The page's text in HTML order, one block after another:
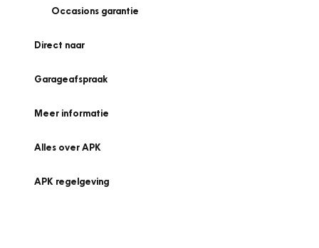
Occasions garantie
Direct naar
Garageafspraak
Meer informatie
Alles over APK
APK regelgeving